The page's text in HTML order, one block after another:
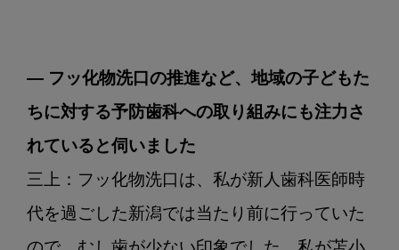
― フッ化物洗口の推進など、地域の子どもた
ちに対する予防歯科への取り組みにも注力さ
れていると伺いました
三上：フッ化物洗口は、私が新人歯科医師時
代を過ごした新潟では当たり前に行っていた